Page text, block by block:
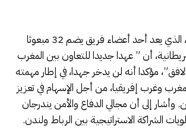
وأضاف المسؤول، الذي يعد أحد أعضاء فريق يضم 32 مبعوثا
أن ” عهدا جديدا للتعاون بين المغرب
مؤكدا أنه لن يدخر جهدا، في إطار مهمته
وغرب إفريقيا، من أجل الإسهام في تعزيز
وأشار إلى أن مجالي الدفاع والأمن يندرجان
الشراكة الاستراتيجية بين الرباط ولندن.